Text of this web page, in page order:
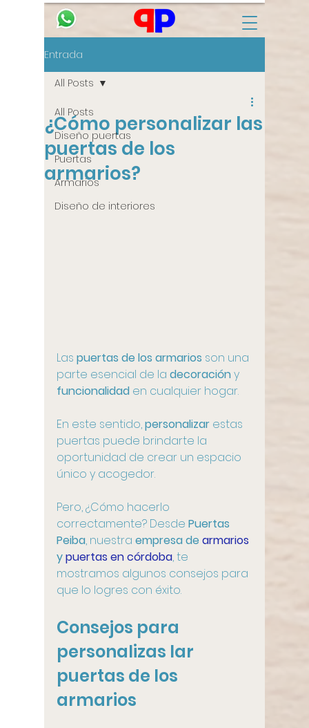
Entrada
All Posts
Diseño puertas
Puertas
Armarios
Diseño de interiores
All Posts
¿Cómo personalizar las
puertas de los
armarios?
Las puertas de los armarios son una
parte esencial de la decoración y
funcionalidad en cualquier hogar.
En este sentido, personalizar estas
puertas puede brindarte la
oportunidad de crear un espacio
único y acogedor.
Pero, ¿Cómo hacerlo
correctamente? Desde Puertas
Peiba, nuestra empresa de armarios
y puertas en córdoba, te
mostramos algunos consejos para
que lo logres con éxito.
Consejos para
personalizas lar
puertas de los
armarios